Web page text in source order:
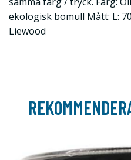
ekologisk bomull Mått: L:
Liewood